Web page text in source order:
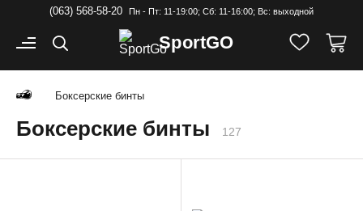
(063) 568-58-20 Пн - Пт: 11-19:00; Cб: 11-16:00; Вс: выходной
SportGO
Боксерские бинты
Боксерские бинты 127